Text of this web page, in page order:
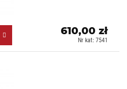
610,00 zł
Nr kat: 7541